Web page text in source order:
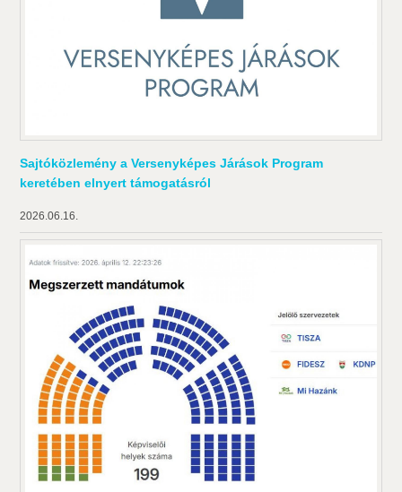
Sajtóközlemény a Versenyképes Járások Program
keretében elnyert támogatásról
2026.06.16.